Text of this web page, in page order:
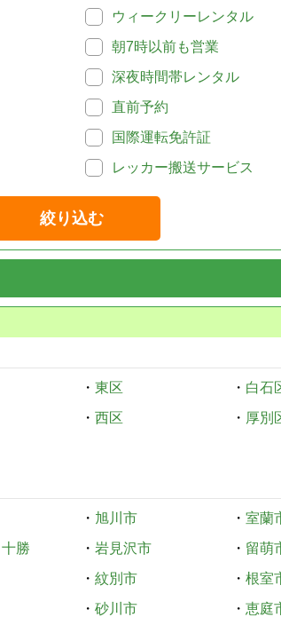
ウィークリーレンタル
朝7時以前も営業
深夜時間帯レンタル
直前予約
国際運転免許証
レッカー搬送サービス
絞り込む
・ 東区 ・ 白石
・ 西区 ・ 厚別
・ 旭川市 ・ 室蘭
勝 ・ 岩見沢市 ・ 留萌
・ 紋別市 ・ 根室
・ 砂川市 ・ 恵庭